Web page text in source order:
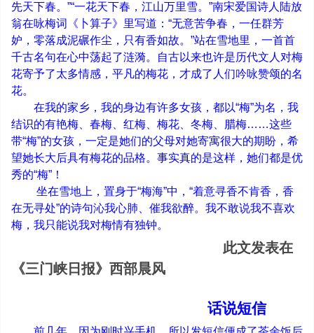
先天下春。 ”“一花天下春，江山万里雪。 ”南宋爱国诗人陆放
翁在咏梅词《卜算子》里写道： “无意苦争春，一任群芳
妒，零落成泥碾作尘，只有香如故。 ”站在雪地里，一首首
千古名句在心中荡起了涟漪。自古以来也许是历代文人对梅
花寄予了太多情感，平凡的梅花，才成了人们吟咏赞颂的名
花。
在我的家乡，我的身边有许多女孩，都以“梅”为名，我
结识的有艳梅、春梅、红梅、梅花、冬梅、腊梅……这些
带“梅”的女孩，一定是她们的父母对她寄寓很大的期盼，希
望她长大后具有梅花的品格。事实真的是这样，她们都是优
秀的“梅” ！
坐在雪地上，置身于“梅海”中， “着意寻香不肯香，香
在无寻处”的诗句沁我心肺、催我欲醉。我不敢说我不喜欢
梅，我只能说我对梅情有独钟。
此文发表在
《三门峡日报》西部晨风
话说短信